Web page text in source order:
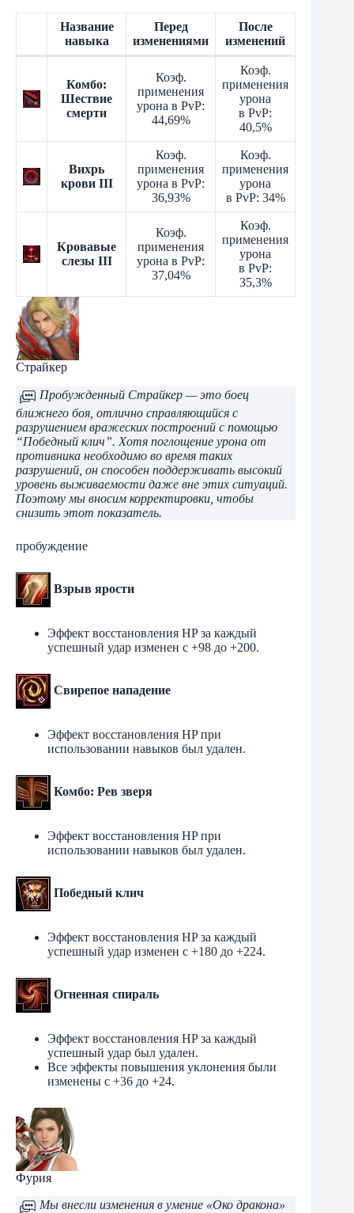
Название
навыка
Перед
изменениями
После
изменений
Комбо:
Шествие
смерти
Коэф.
применения
урона в PvP:
44,69%
Коэф.
применения
урона
в PvP:
40,5%
Вихрь
крови III
Коэф.
применения
урона в PvP:
36,93%
Коэф.
применения
урона
в PvP: 34%
Кровавые
слезы III
Коэф.
применения
урона в PvP:
37,04%
Коэф.
применения
урона
в PvP:
35,3%
Страйкер
Пробужденный Страйкер — это боец ​​
ближнего боя, отлично справляющийся с
разрушением вражеских построений с помощью
“Победный клич”. Хотя поглощение урона от
противника необходимо во время таких
разрушений, он способен поддерживать высокий
уровень выживаемости даже вне этих ситуаций.
Поэтому мы вносим корректировки, чтобы
снизить этот показатель.
пробуждение
Взрыв ярости
Эффект восстановления HP за каждый
успешный удар изменен с +98 до +200.
Свирепое нападение
Эффект восстановления HP при
использовании навыков был удален.
Комбо: Рев зверя
Эффект восстановления HP при
использовании навыков был удален.
Победный клич
Эффект восстановления HP за каждый
успешный удар изменен с +180 до +224.
Огненная спираль
Эффект восстановления HP за каждый
успешный удар был удален.
Все эффекты повышения уклонения были
изменены с +36 до +24.
Фурия
Мы внесли изменения в умение «Око дракона»